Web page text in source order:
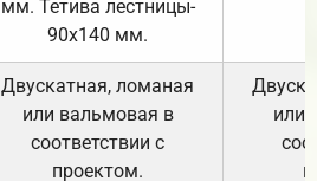
мм. Тетива лестницы-
90х140 мм.
Двускатная, ломаная
или вальмовая в
соответствии с
проектом.
или